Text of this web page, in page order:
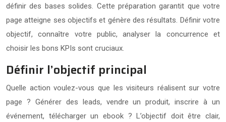
définir des bases solides. Cette préparation garantit que votre
page atteigne ses objectifs et génère des résultats. Définir votre
objectif, connaître votre public, analyser la concurrence et
choisir les bons KPIs sont cruciaux.
Définir l’objectif principal
Quelle action voulez-vous que les visiteurs réalisent sur votre
page ? Générer des leads, vendre un produit, inscrire à un
événement, télécharger un ebook ? L’objectif doit être clair,